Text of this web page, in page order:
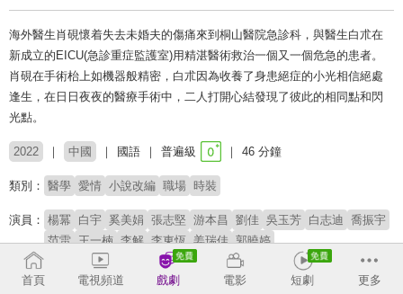
海外醫生肖硯懷着失去未婚夫的傷痛來到桐山醫院急診科，與醫生白朮在
新成立的EICU(急診重症監護室)用精湛醫術救治一個又一個危急的患者。
肖硯在手術枱上如機器般精密，白朮因為收養了身患絕症的小光相信絕處
逢生，在日日夜夜的醫療手術中，二人打開心結發現了彼此的相同點和閃
光點。
2022 中國 國語 普遍級 46 分鐘
類別： 醫學 愛情 小說改編 職場 時裝
演員： 楊冪 白宇 奚美娟 張志堅 游本昌 劉佳 吳玉芳 白志迪 喬振宇
范雷 王一楠 李解 李東恆 姜瑞佳 郭曉婷
導演：
首頁 電視頻道 戲劇 電影 短劇 更多